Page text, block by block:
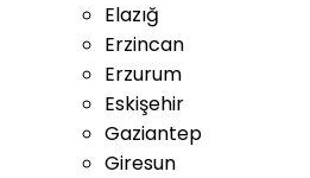
Elazığ
Erzincan
Erzurum
Eskişehir
Gaziantep
Giresun